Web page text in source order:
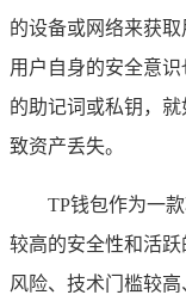
的设备或网络来获取
用户自身的安全意
的助记词或私钥，
致资产丢失。
TP钱包作为一
较高的安全性和活
风险、技术门槛较高